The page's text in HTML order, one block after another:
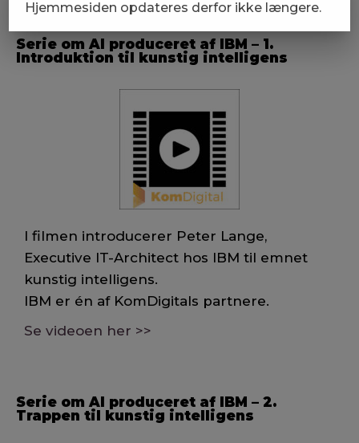
Serie om AI produceret af IBM – 1.
Introduktion til kunstig intelligens
I filmen introducerer Peter Lange,
Executive IT-Architect hos IBM til emnet
kunstig intelligens.
IBM er én af KomDigitals partnere.
Se videoen her >>
Serie om AI produceret af IBM – 2.
Trappen til kunstig intelligens
Hjemmesiden opdateres derfor ikke længere.